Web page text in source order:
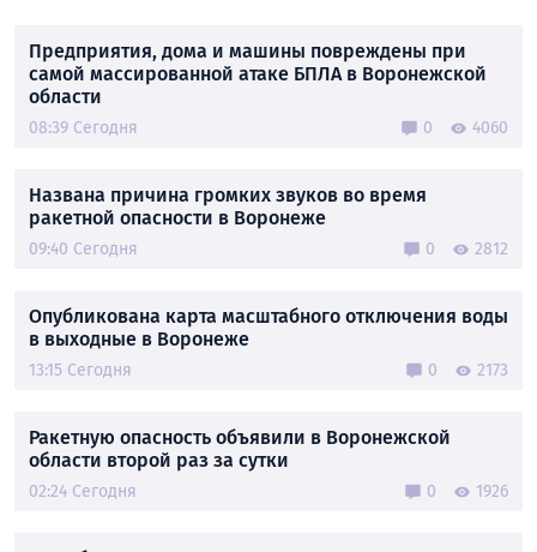
Предприятия, дома и машины повреждены при
самой массированной атаке БПЛА в Воронежской
области
08:39 Сегодня 0 4060
Названа причина громких звуков во время
ракетной опасности в Воронеже
09:40 Сегодня 0 2812
Опубликована карта масштабного отключения воды
в выходные в Воронеже
13:15 Сегодня 0 2173
Ракетную опасность объявили в Воронежской
области второй раз за сутки
02:24 Сегодня 0 1926